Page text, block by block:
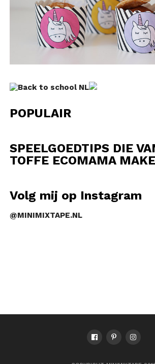
POPULAIR
SPEELGOEDTIPS DIE
TOFFE ECOMAMA
Volg mij op Instagram
@MINIMIXTAPE.NL